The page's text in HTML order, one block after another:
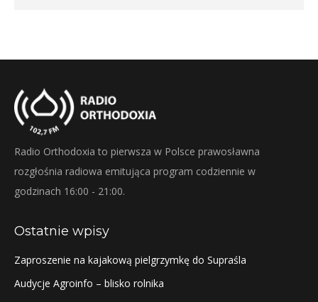
Radio Orthodoxia to pierwsza w Polsce prawosławna
rozgłośnia radiowa emitująca program codziennie w
godzinach 16:00 - 21:00.
Ostatnie wpisy
Zaproszenie na kajakową pielgrzymkę do Supraśla
Audycje Agroinfo – blisko rolnika